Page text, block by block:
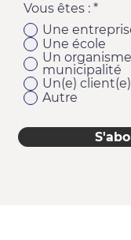
Vous êtes : *
Une
Une école
Un
municipalité
Un(e)
Autre